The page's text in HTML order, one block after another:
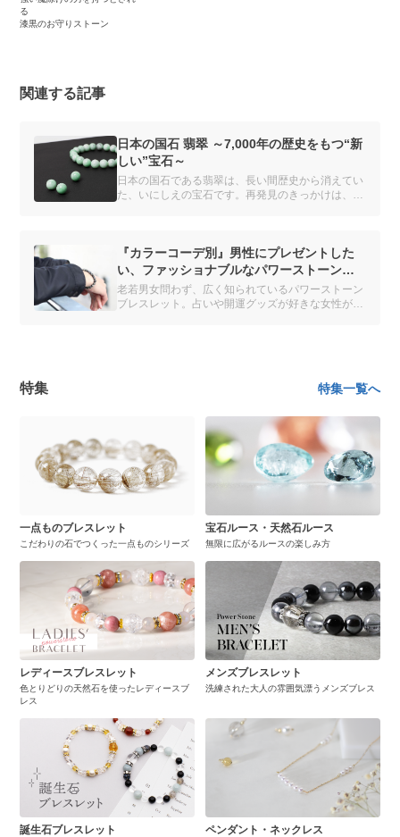
る
漆黒のお守りストーン
関連する記事
日本の国石 翡翠 ～7,000年の歴史をもつ“新
しい”宝石～
日本の国石である翡翠は、長い間歴史から消えてい
た、いにしえの宝石です。再発見のきっかけは、糸
『カラーコーデ別』男性にプレゼントした
い、ファッショナブルなパワーストーン特
集
老若男女問わず、広く知られているパワーストーン
ブレスレット。占いや開運グッズが好きな女性がよ
特集 特集一覧へ
一点ものブレスレット
こだわりの石でつくった一点ものシリーズ
宝石ルース・天然石ルース
無限に広がるルースの楽しみ方
レディースブレスレット
色とりどりの天然石を使ったレディースブ
レス
メンズブレスレット
洗練された大人の雰囲気漂うメンズブレス
誕生石ブレスレット ペンダント・ネックレス